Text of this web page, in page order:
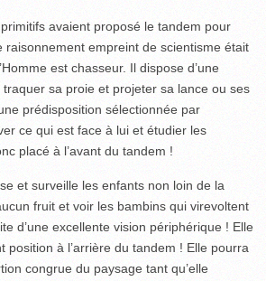
avaient proposé le tandem pour
raisonnement empreint de scientisme était
est chasseur. Il dispose d’une
sa proie et projeter sa lance ou ses
prédisposition sélectionnée par
ce qui est face à lui et étudier les
placé à l’avant du tandem !
et surveille les enfants non loin de la
fruit et voir les bambins qui virevoltent
d’une excellente vision périphérique ! Elle
position à l’arrière du tandem ! Elle pourra
congrue du paysage tant qu’elle